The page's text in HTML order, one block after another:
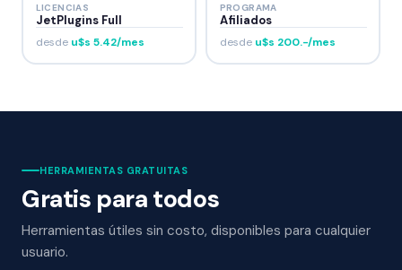
LICENCIAS
JetPlugins Full
desde u$s 5.42/mes
PROGRAMA
Afiliados
desde u$s 200.-/mes
HERRAMIENTAS GRATUITAS
Gratis para todos
Herramientas útiles sin costo, disponibles para cualquier
usuario.